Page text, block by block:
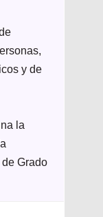
y de
la
Grado